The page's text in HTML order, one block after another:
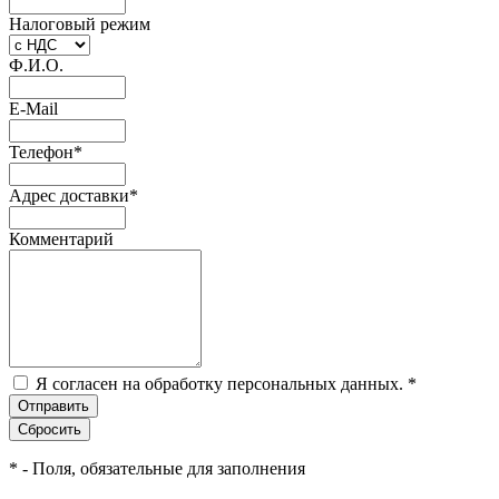
Налоговый режим
Ф.И.О.
E-Mail
Телефон*
Адрес доставки*
Комментарий
Я согласен на обработку персональных данных. *
* - Поля, обязательные для заполнения